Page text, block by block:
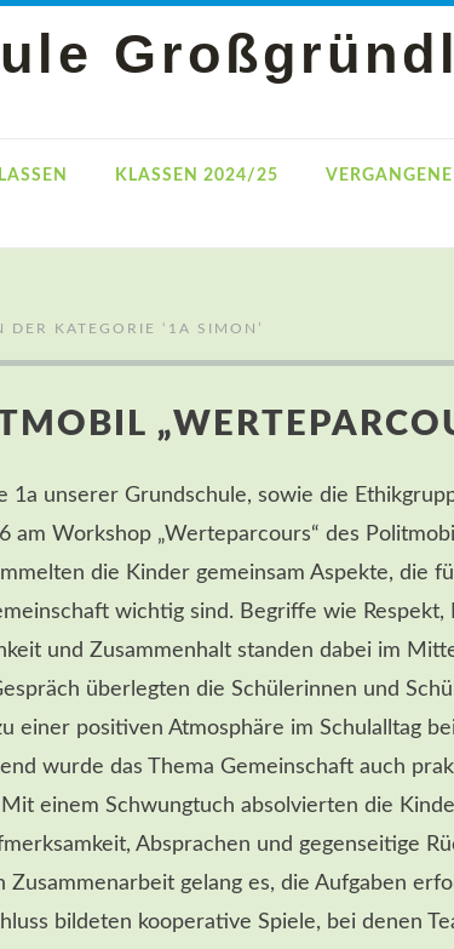
KLASSEN 2024/25
DER KATEGORIE ‘ 1A SIMON ’
1a unserer Grundschule, sowie die
am Workshop „Werteparcours“ des
die Kinder gemeinsam Aspekte, die
wichtig sind. Begriffe wie
und Zusammenhalt standen dabei im
überlegten die Schülerinnen und
einer positiven Atmosphäre im Schulalltag
wurde das Thema Gemeinschaft auch
einem Schwungtuch absolvierten die
Absprachen und gegenseitige
Zusammenarbeit gelang es, die Aufgaben
bildeten kooperative Spiele, bei denen